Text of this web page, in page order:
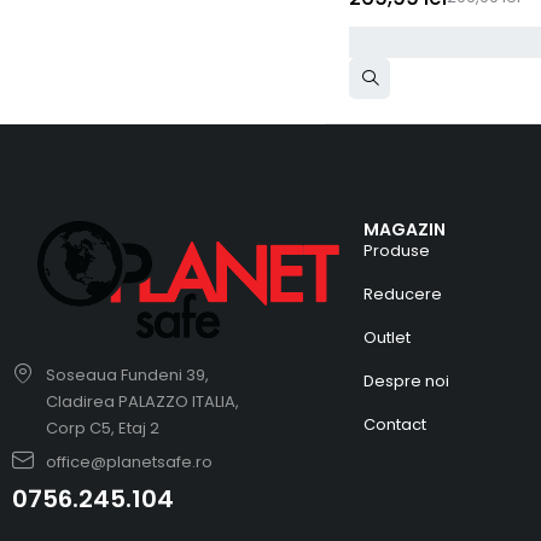
Soseaua Fundeni 39,
Cladirea PALAZZO ITALIA,
Corp C5, Etaj 2
office@planetsafe.ro
0756.245.104
MAGAZIN
Produse
Reducere
Outlet
Despre noi
Contact